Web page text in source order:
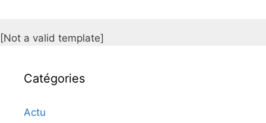
[Not a valid template]
Catégories
Actu